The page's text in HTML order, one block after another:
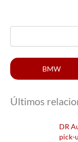
BMW
Últimos
DR
pick-